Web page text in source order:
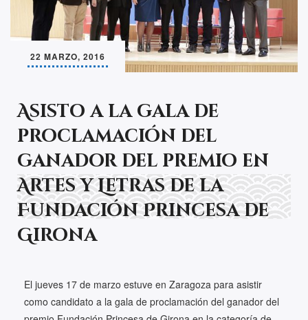
22 MARZO, 2016
Asisto a la gala de
proclamación del
ganador del premio en
Artes y Letras de la
Fundación Princesa de
Girona
El jueves 17 de marzo estuve en Zaragoza para asistir
como candidato a la gala de proclamación del ganador del